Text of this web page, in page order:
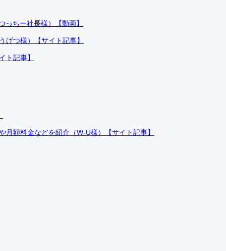
ちー社長様）【動画】
げつ様）【サイト記事】
ト記事】
額料金などを紹介（W-U様）【サイト記事】